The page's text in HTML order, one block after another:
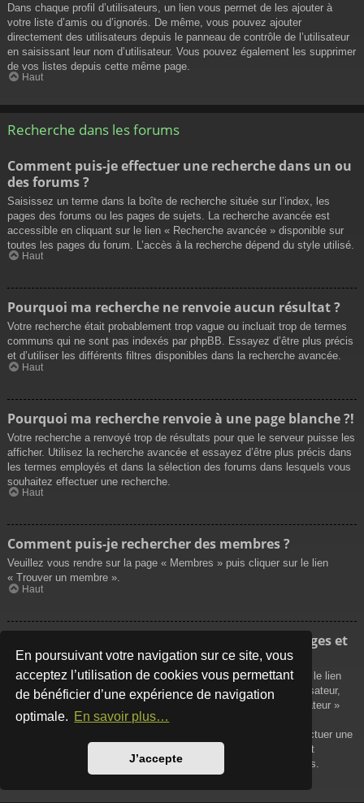
En poursuivant votre navigation sur ce site, vous
acceptez l’utilisation de cookies vous permettant
de bénéficier d’une expérience de navigation
optimale. En savoir plus…
J’accepte
Dans chaque profil d’utilisateurs, un lien vous permet de les ajouter à
votre liste d’amis ou d’ignorés. De même, vous pouvez ajouter
directement des utilisateurs depuis le panneau de contrôle de l’utilisateur
en saisissant leur nom d’utilisateur. Vous pouvez également les supprimer
de vos listes depuis cette même page.
Haut
Recherche dans les forums
Comment puis-je effectuer une recherche dans un ou
des forums ?
Saisissez un terme dans la boîte de recherche située sur l’index, les
pages des forums ou les pages de sujets. La recherche avancée est
accessible en cliquant sur le lien « Recherche avancée » disponible sur
toutes les pages du forum. L’accès à la recherche dépend du style utilisé.
Haut
Pourquoi ma recherche ne renvoie aucun résultat ?
Votre recherche était probablement trop vague ou incluait trop de termes
communs qui ne sont pas indexés par phpBB. Essayez d’être plus précis
et d’utiliser les différents filtres disponibles dans la recherche avancée.
Haut
Pourquoi ma recherche renvoie à une page blanche ?!
Votre recherche a renvoyé trop de résultats pour que le serveur puisse les
afficher. Utilisez la recherche avancée et essayez d’être plus précis dans
les termes employés et dans la sélection des forums dans lesquels vous
souhaitez effectuer une recherche.
Haut
Comment puis-je rechercher des membres ?
Veuillez vous rendre sur la page « Membres » puis cliquer sur le lien
« Trouver un membre ».
Haut
Comment puis-je retrouver mes propres messages et
sujets ?
Vos propres messages peuvent être affichés soit en cliquant sur le lien
« Afficher vos messages » dans le panneau de contrôle de l’utilisateur,
soit en cliquant sur le lien « Rechercher les messages de l’utilisateur »
sur la page de votre propre profil ou soit en cliquant sur le menu
« Raccourcis » situé sur la partie supérieure du forum. Pour effectuer une
recherche de vos propres sujets, utilisez la recherche avancée et
remplissez convenablement les options qui vous sont disponibles.